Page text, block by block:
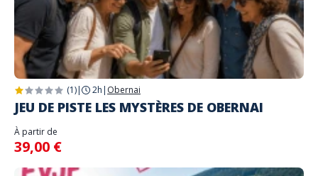
(1)| 2h | Obernai
JEU DE PISTE LES MYSTÈRES DE OBERNAI
À partir de
39,00 €